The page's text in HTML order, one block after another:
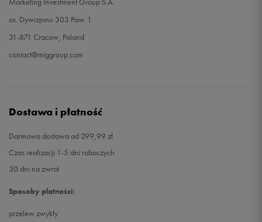
os. Dywizjonu 303 Paw. 1
31-871 Cracow, Poland
contact@miggroup.com
Dostawa i płatność
Darmowa dostawa od 299,99 zł
Czas realizacji 1-5 dni roboczych
30 dni na zwrot
Sposoby płatności:
przelew zwykły